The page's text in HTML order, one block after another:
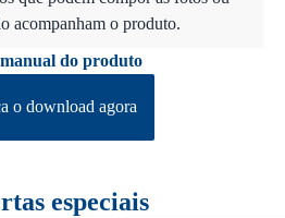
acompanham o produto.
do produto
o download agora
especiais